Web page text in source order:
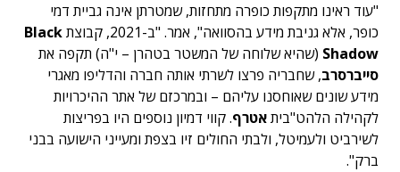
"עוד ראינו מתקפות כופרה מתחזות, שמטרתן אינה גביית דמי
כופר, אלא גניבת מידע בהסוואה", אמר. "ב-2021, קבוצת
Black
Shadow (שהיא שלוחה של המשטר בטהרן – י"ה) תקפה את
סייברסרב, שחבריה פרצו לשרתי אותה חברה והדליפו מאגרי
מידע שונים שאוחסנו עליהם – ובמרכזם של אתר ההיכרויות
לקהילה הלהט"ביתאטרף. קווי דמיון נוספים היו בפריצות
לשירביט ולעמיטל, ולבתי החולים זיו בצפת ומעייני הישועה בבני
ברק".